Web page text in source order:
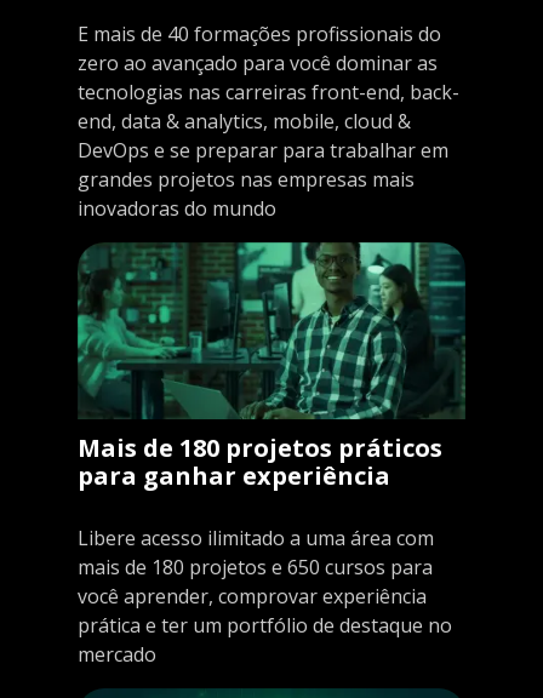
E mais de 40 formações profissionais do
zero ao avançado para você dominar as
tecnologias nas carreiras front-end, back-
end, data & analytics, mobile, cloud &
DevOps e se preparar para trabalhar em
grandes projetos nas empresas mais
inovadoras do mundo
Mais de 180 projetos práticos
para ganhar experiência
Libere acesso ilimitado a uma área com
mais de 180 projetos e 650 cursos para
você aprender, comprovar experiência
prática e ter um portfólio de destaque no
mercado